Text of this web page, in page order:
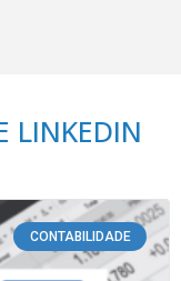
LINKEDIN
CONTABILIDADE